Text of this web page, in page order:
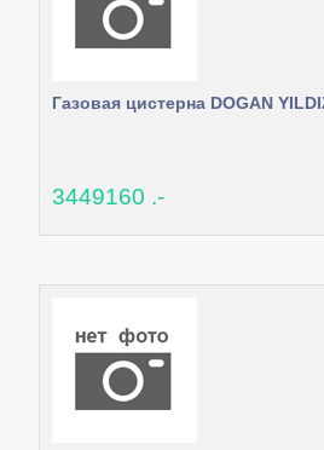
Газовая цистерна DOGAN
3449160 .-